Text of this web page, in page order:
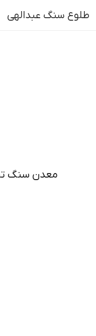
طلوع سنگ عبدالهی
معدن سنگ